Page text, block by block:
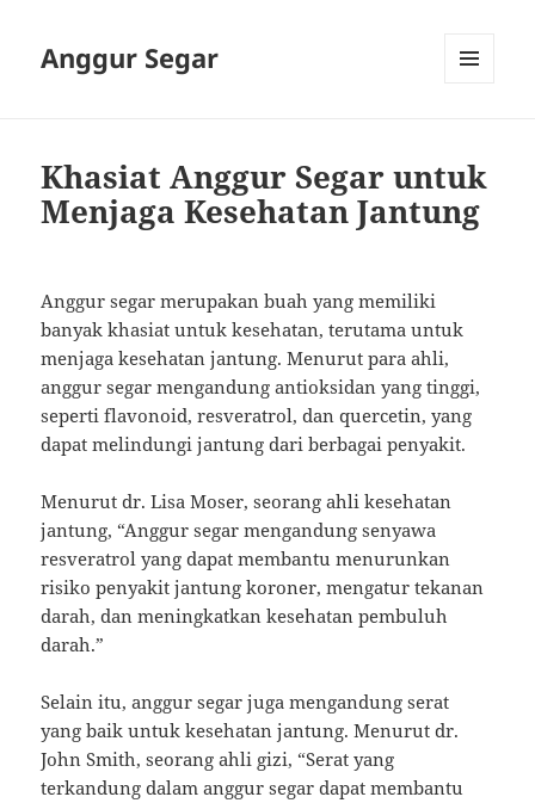
Anggur Segar
Khasiat Anggur Segar untuk
Menjaga Kesehatan Jantung
Anggur segar merupakan buah yang memiliki
banyak khasiat untuk kesehatan, terutama untuk
menjaga kesehatan jantung. Menurut para ahli,
anggur segar mengandung antioksidan yang tinggi,
seperti flavonoid, resveratrol, dan quercetin, yang
dapat melindungi jantung dari berbagai penyakit.
Menurut dr. Lisa Moser, seorang ahli kesehatan
jantung, “Anggur segar mengandung senyawa
resveratrol yang dapat membantu menurunkan
risiko penyakit jantung koroner, mengatur tekanan
darah, dan meningkatkan kesehatan pembuluh
darah.”
Selain itu, anggur segar juga mengandung serat
yang baik untuk kesehatan jantung. Menurut dr.
John Smith, seorang ahli gizi, “Serat yang
terkandung dalam anggur segar dapat membantu